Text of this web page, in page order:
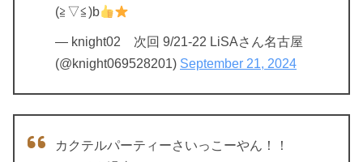
(≧▽≦)b
— knight02 次回 9/21-22 LiSAさん名古屋
(@knight069528201) September 21, 2024
カクテルパーティーさいっこーやん！！